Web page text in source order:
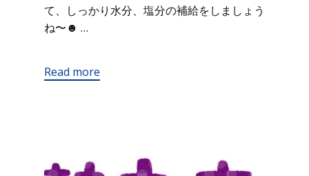
て、しっかり水分、塩分の補給をしましょう
ね〜☻ …
Read more